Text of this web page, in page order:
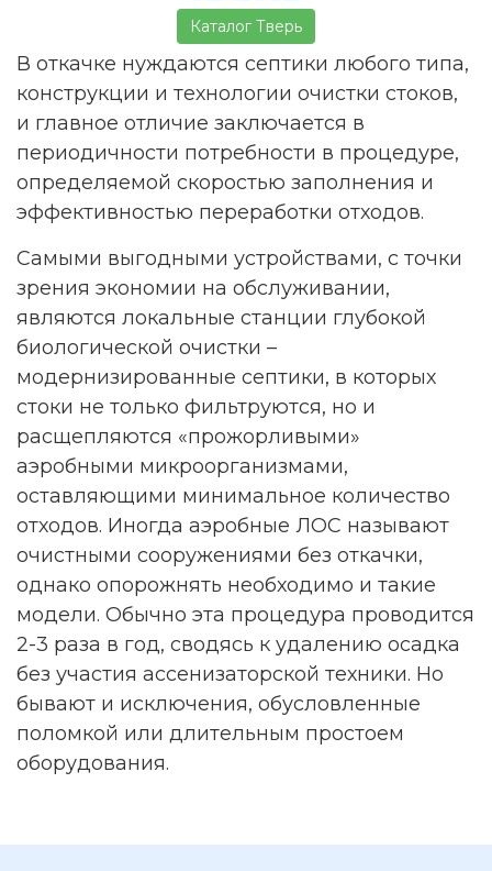
Каталог Тверь
В откачке нуждаются септики любого типа,
конструкции и технологии очистки стоков,
и главное отличие заключается в
периодичности потребности в процедуре,
определяемой скоростью заполнения и
эффективностью переработки отходов.
Самыми выгодными устройствами, с точки
зрения экономии на обслуживании,
являются локальные станции глубокой
биологической очистки –
модернизированные септики, в которых
стоки не только фильтруются, но и
расщепляются «прожорливыми»
аэробными микроорганизмами,
оставляющими минимальное количество
отходов. Иногда аэробные ЛОС называют
очистными сооружениями без откачки,
однако опорожнять необходимо и такие
модели. Обычно эта процедура проводится
2-3 раза в год, сводясь к удалению осадка
без участия ассенизаторской техники. Но
бывают и исключения, обусловленные
поломкой или длительным простоем
оборудования.